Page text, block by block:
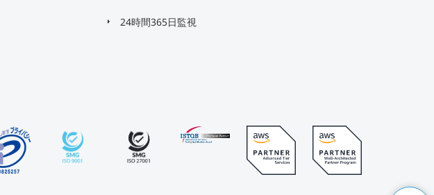
24時間365日監視